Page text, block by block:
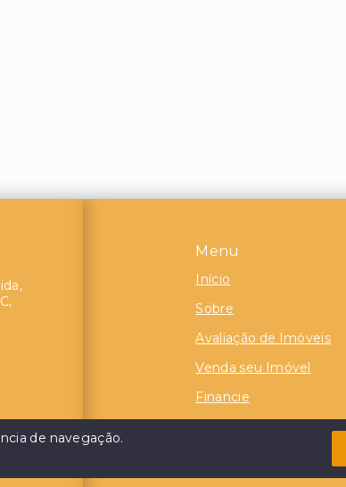
Menu
Início
Sobre
Avaliação de Imóveis
Venda seu Imóvel
Financie
de navegação.